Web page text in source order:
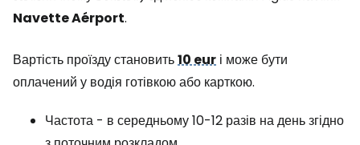
Navette Aérport.
Вартість проїзду становить10 eur і може бути
оплачений у водія готівкою або карткою.
Частота - в середньому 10-12 разів на день згідно